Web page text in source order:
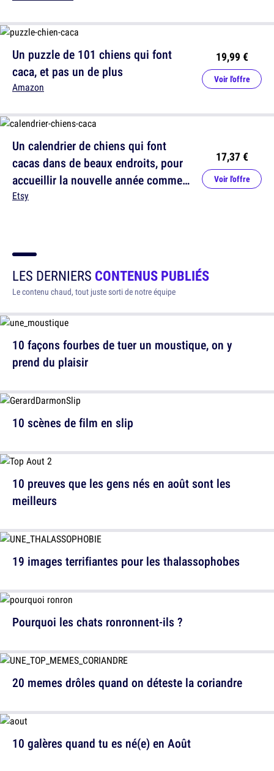
Un calendrier de chiens qui font
cacas dans de beaux endroits, pour
accueillir la nouvelle année comme il
se doit
Etsy
17,37 €
Voir l'offre
Un puzzle de 101 chiens qui font
caca, et pas un de plus
Amazon
19,99 €
Voir l'offre
LES DERNIERS CONTENUS PUBLIÉS
Le contenu chaud, tout juste sorti de notre équipe
10 façons fourbes de tuer un moustique, on y
prend du plaisir
10 preuves que les gens nés en août sont les
meilleurs
Pourquoi les chats ronronnent-ils ?
10 galères quand tu es né(e) en Août
10 scènes de film en slip
19 images terrifiantes pour les thalassophobes
20 memes drôles quand on déteste la coriandre